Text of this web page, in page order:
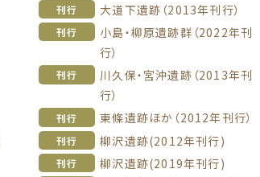
刊行 大道下遺跡（2013年刊行）
刊行
小島・柳原遺跡群（2022年刊
行）
刊行
川久保・宮沖遺跡（2013年刊
行）
刊行 東條遺跡ほか（2012年刊行）
刊行 柳沢遺跡(2012年刊行)
刊行 柳沢遺跡(2019年刊行)